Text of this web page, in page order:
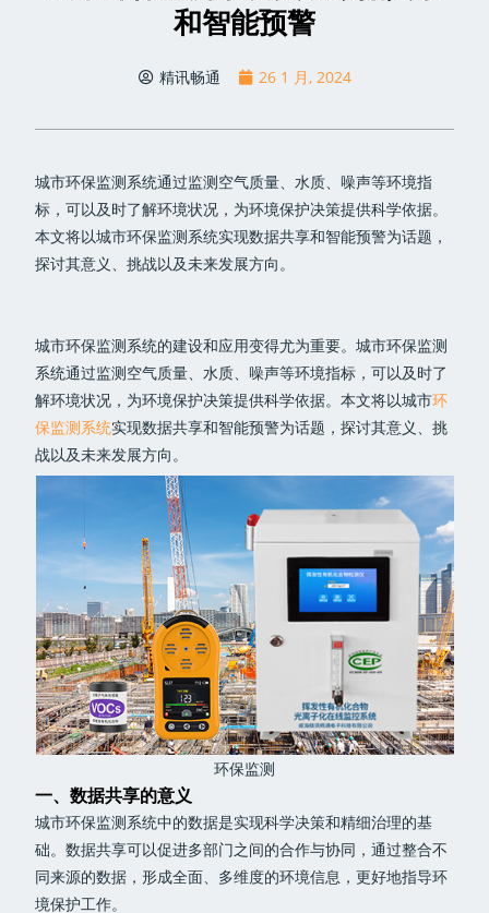
和智能预警
精讯畅通 26 1 月, 2024
城市环保监测系统通过监测空气质量、水质、噪声等环境指
标，可以及时了解环境状况，为环境保护决策提供科学依据。
本文将以城市环保监测系统实现数据共享和智能预警为话题，
探讨其意义、挑战以及未来发展方向。
城市环保监测系统的建设和应用变得尤为重要。城市环保监测
系统通过监测空气质量、水质、噪声等环境指标，可以及时了
解环境状况，为环境保护决策提供科学依据。本文将以城市环
保监测系统实现数据共享和智能预警为话题，探讨其意义、挑
战以及未来发展方向。
环保监测
一、数据共享的意义
城市环保监测系统中的数据是实现科学决策和精细治理的基
础。数据共享可以促进多部门之间的合作与协同，通过整合不
同来源的数据，形成全面、多维度的环境信息，更好地指导环
境保护工作。